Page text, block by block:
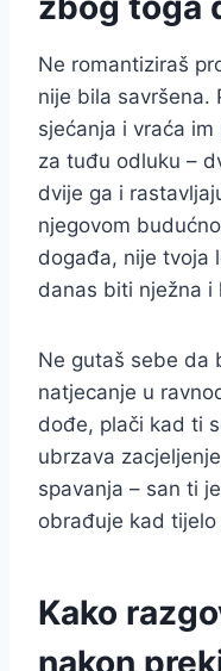
Ne romantiziraš
nije bila savršena.
sjećanja i vraća
za tuđu odluku –
dvije ga i
njegovom
događa, nije tvoja
danas biti nježna i
Ne gutaš sebe da
natjecanje u
dođe, plači kad ti
ubrzava
spavanja – san ti
obrađuje kad tijelo
Kako
nakon